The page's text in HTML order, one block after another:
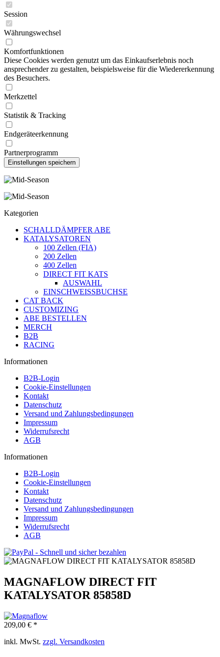
Session
Währungswechsel
Komfortfunktionen
Diese Cookies werden genutzt um das Einkaufserlebnis noch
ansprechender zu gestalten, beispielsweise für die Wiedererkennung
des Besuchers.
Merkzettel
Statistik & Tracking
Endgeräteerkennung
Partnerprogramm
Kategorien
SCHALLDÄMPFER ABE
KATALYSATOREN
100 Zellen (FIA)
200 Zellen
400 Zellen
DIRECT FIT KATS
AUSWAHL
EINSCHWEISSBUCHSE
CAT BACK
CUSTOMIZING
ABE BESTELLEN
MERCH
B2B
RACING
Informationen
B2B-Login
Cookie-Einstellungen
Kontakt
Datenschutz
Versand und Zahlungsbedingungen
Impressum
Widerrufsrecht
AGB
Informationen
B2B-Login
Cookie-Einstellungen
Kontakt
Datenschutz
Versand und Zahlungsbedingungen
Impressum
Widerrufsrecht
AGB
MAGNAFLOW DIRECT FIT
KATALYSATOR 85858D
209,00 € *
inkl. MwSt. zzgl. Versandkosten